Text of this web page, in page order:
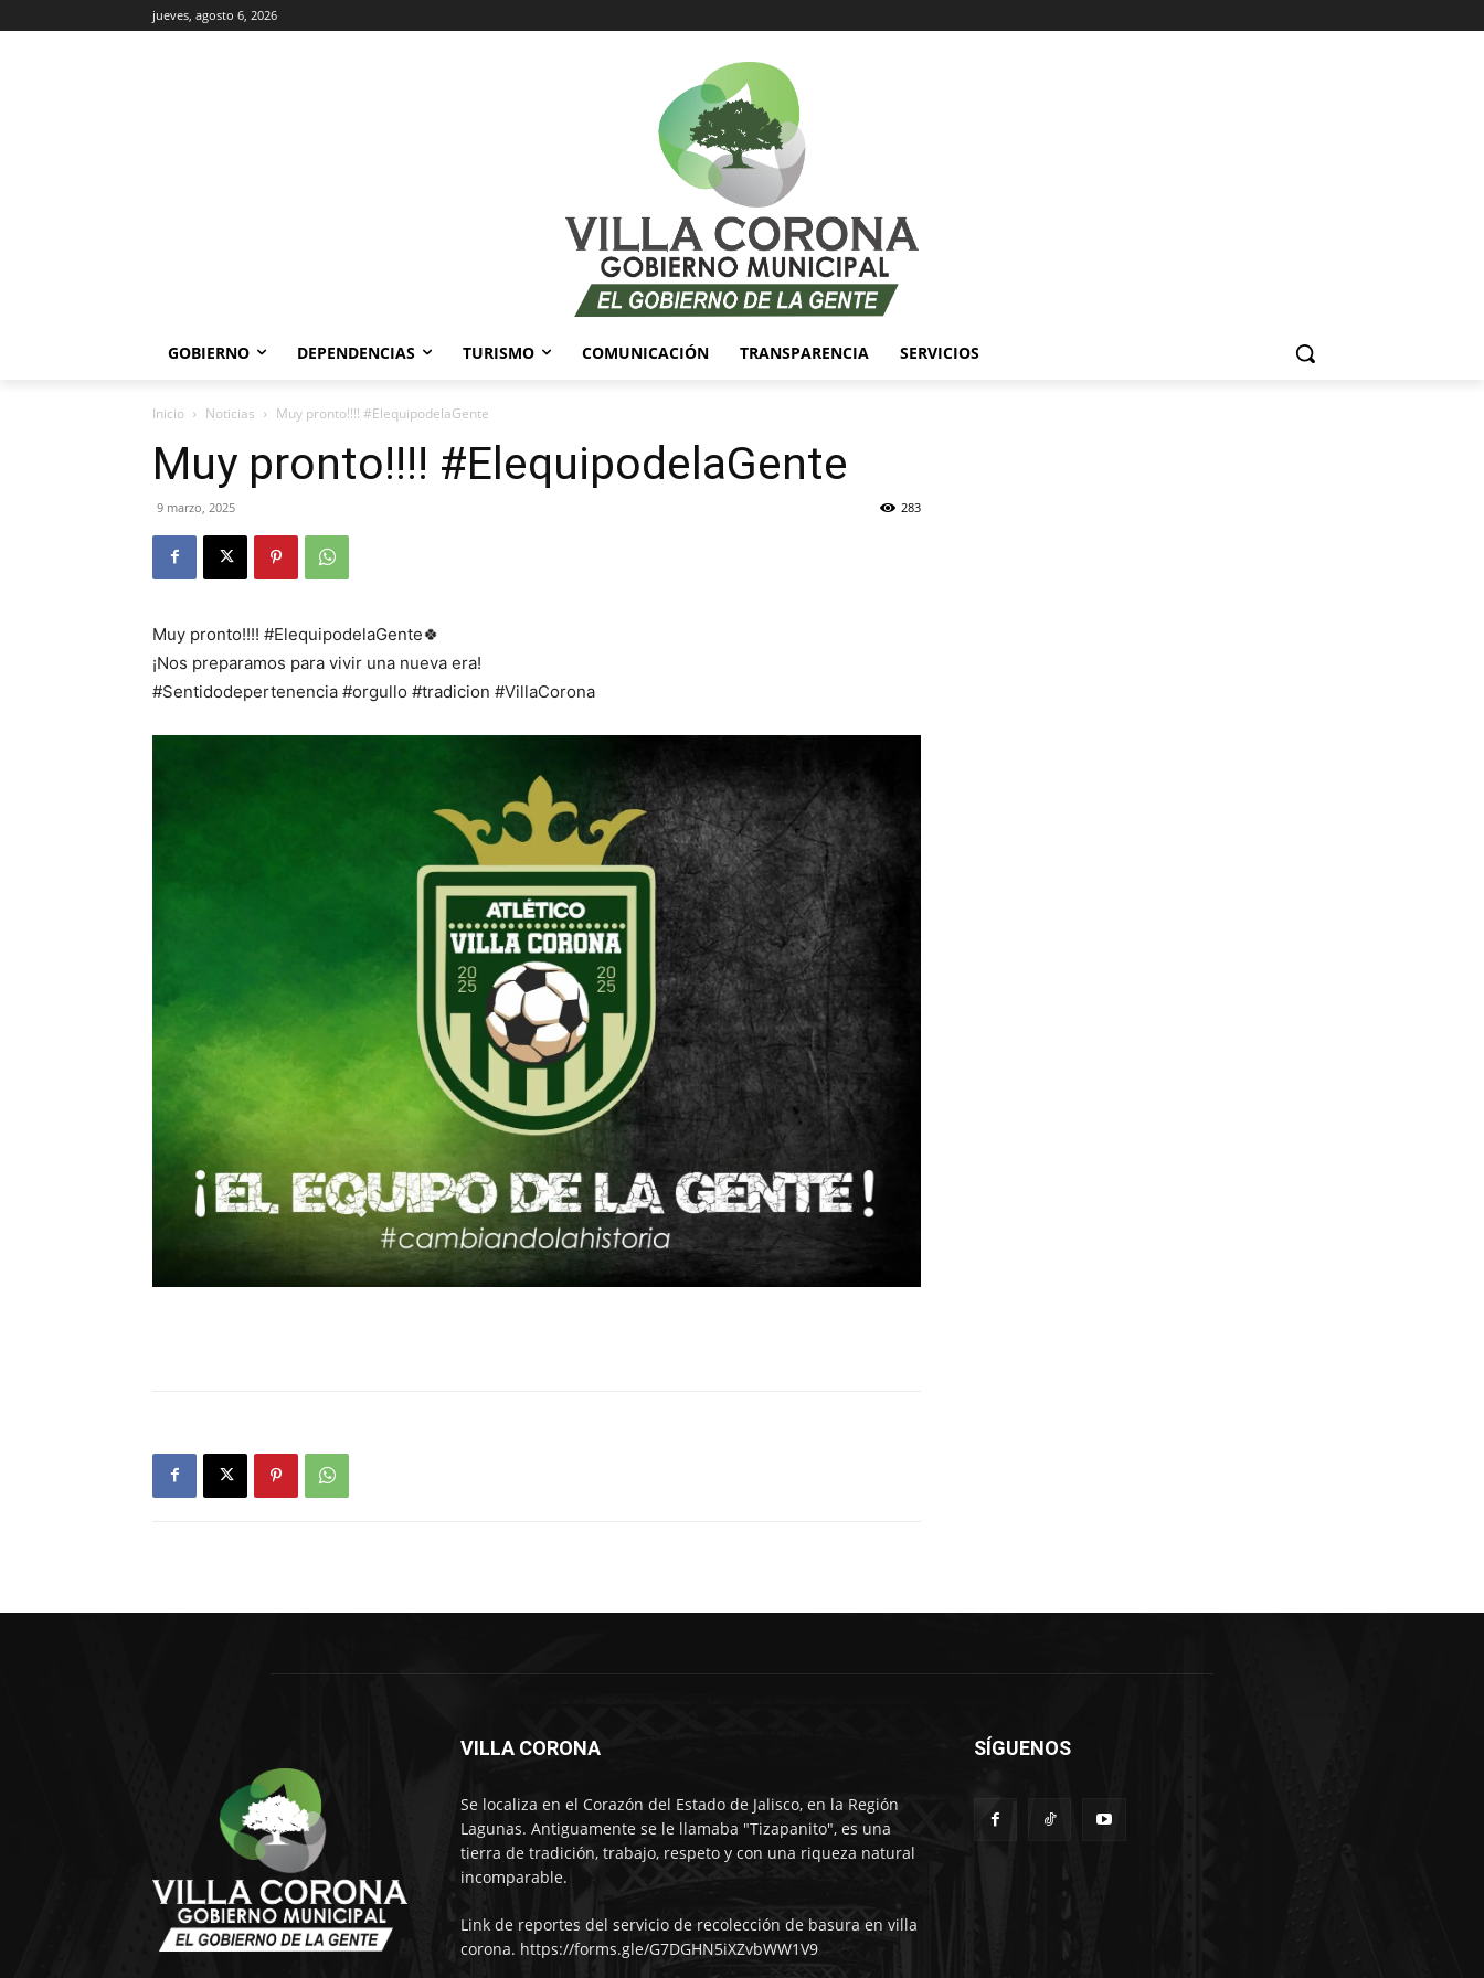
jueves, agosto 6, 2026
GOBIERNO DEPENDENCIAS TURISMO COMUNICACIÓN TRANSPARENCIA SERVICIOS
Inicio Noticias Muy pronto!!!! #ElequipodelaGente
Muy pronto!!!! #ElequipodelaGente
9 marzo, 2025 283
Muy pronto!!!! #ElequipodelaGente🍀
¡Nos preparamos para vivir una nueva era!
#Sentidodepertenencia #orgullo #tradicion #VillaCorona
VILLA CORONA
Se localiza en el Corazón del Estado de Jalisco, en la Región
Lagunas. Antiguamente se le llamaba "Tizapanito", es una
tierra de tradición, trabajo, respeto y con una riqueza natural
incomparable.
Link de reportes del servicio de recolección de basura en villa
corona. https://forms.gle/G7DGHN5iXZvbWW1V9
SÍGUENOS